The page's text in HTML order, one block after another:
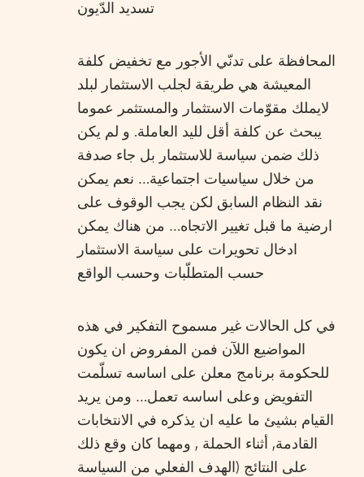
تسديد الدّيون
المحافظة على تدنّي الأجور مع تخفيض كلفة
المعيشة هي طريقة لجلب الاستثمار لبلد
لايملك مقوّمات الاستثمار والمستثمر عموما
يبحث عن كلفة أقل لليد العاملة. و لم يكن
ذلك ضمن سياسة للاستثمار بل جاء صدفة
من خلال سياسيات اجتماعية… نعم يمكن
نقد النظام السابق لكن يجب الوقوف على
ارضية ما قبل تغيير الاتجاه… من هناك يمكن
ادخال تحويرات على سياسة الاستثمار
حسب المتطلّبات وحسب الواقع
في كل الحالات غير مسموح التفكير في هذه
المواضيع اللآن فمن المفروض ان يكون
للحكومة برنامج معلن على اساسه تسلّمت
التفويض وعلى اساسه تعمل… ومن يريد
القيام بشيئ ما عليه ان يذكره في الانتخابات
القادمة, أثناء الحملة , ومهما كان وقع ذلك
على النتائج (الهدف الفعلي من السياسة